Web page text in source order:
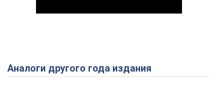
Play Video
Аналоги другого года издания